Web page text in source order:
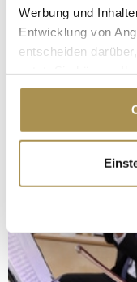
Werbung und
Entwicklung von
entscheiden
Cookie-Erklärung
Trigger Symbol
erfassen,
bestimmten
Erfahren Sie mehr